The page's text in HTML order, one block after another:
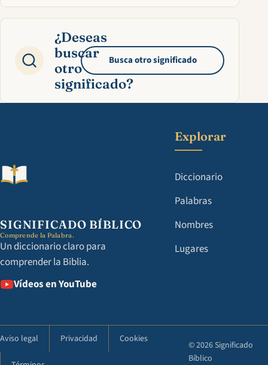
¿Deseas
buscar
otro
significado?
Busca otro significado
SIGNIFICADO BÍBLICO
Comprende la Palabra.
Un diccionario claro para
comprender la Biblia.
Vídeos en YouTube
Explorar
Diccionario
Palabras
Nombres
Lugares
Aviso legal Privacidad Cookies
© 2026 Significado
Bíblico